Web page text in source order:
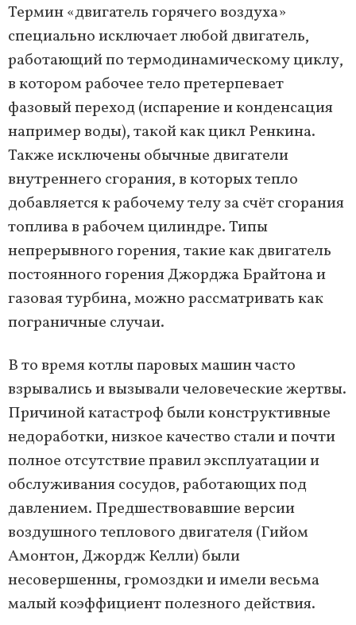
Термин «двигатель горячего воздуха»
специально исключает любой двигатель,
работающий по термодинамическому циклу,
в котором рабочее тело претерпевает
фазовый переход (испарение и конденсация
например воды), такой как цикл Ренкина.
Также исключены обычные двигатели
внутреннего сгорания, в которых тепло
добавляется к рабочему телу за счёт сгорания
топлива в рабочем цилиндре. Типы
непрерывного горения, такие как двигатель
постоянного горения Джорджа Брайтона и
газовая турбина, можно рассматривать как
пограничные случаи.
В то время котлы паровых машин часто
взрывались и вызывали человеческие жертвы.
Причиной катастроф были конструктивные
недоработки, низкое качество стали и почти
полное отсутствие правил эксплуатации и
обслуживания сосудов, работающих под
давлением. Предшествовавшие версии
воздушного теплового двигателя (Гийом
Амонтон, Джордж Келли) были
несовершенны, громоздки и имели весьма
малый коэффициент полезного действия.